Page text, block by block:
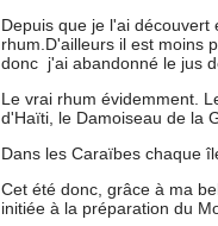
Depuis que je l'ai
rhum.D'ailleurs il est moins
donc j'ai abandonné le jus
Le vrai rhum évidemment.
d'Haïti, le Damoiseau de la
Dans les Caraïbes chaque
Cet été donc, grâce à ma
initiée à la préparation du